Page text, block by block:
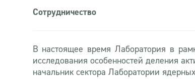
Сотрудничество
В настоящее время Лаборатория в
исследования особенностей деления
начальник сектора Лаборатории